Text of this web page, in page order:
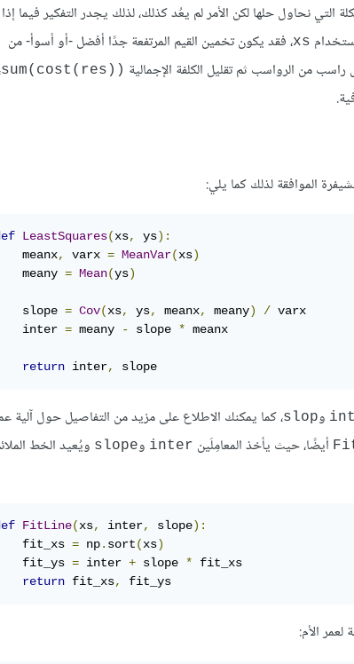
التي نحاول حلها لكن الأمر لم يعُد كذلك، لذلك يجدر التفكير فيما إذا
xs، فقد يكون تخمين القيم المرتفعة جدًا أفضل -أو أسوأ- من
من الرواسب ثم تقليل الكلفة الإجمالية sum(cost(res))
الموافقة لذلك كما يلي:
LeastSquares(xs, ys):
meanx
, varx = MeanVar(xs)
meany
= Mean(ys)
slope
= Cov(xs, ys, meanx, meany) / varx
inter
= meany - slope * meanx
return inter, slope
وslop، كما يمكنك الاطلاع على مزيد من التفاصيل حول آلية
أيضًا، حيث يأخذ المعامِلَين inter وslope ويُعيد الخط
FitLine(xs, inter, slope):
fit_xs
= np. sort(xs)
fit_ys
= inter + slope * fit_xs
return fit_xs, fit_ys
الأم: